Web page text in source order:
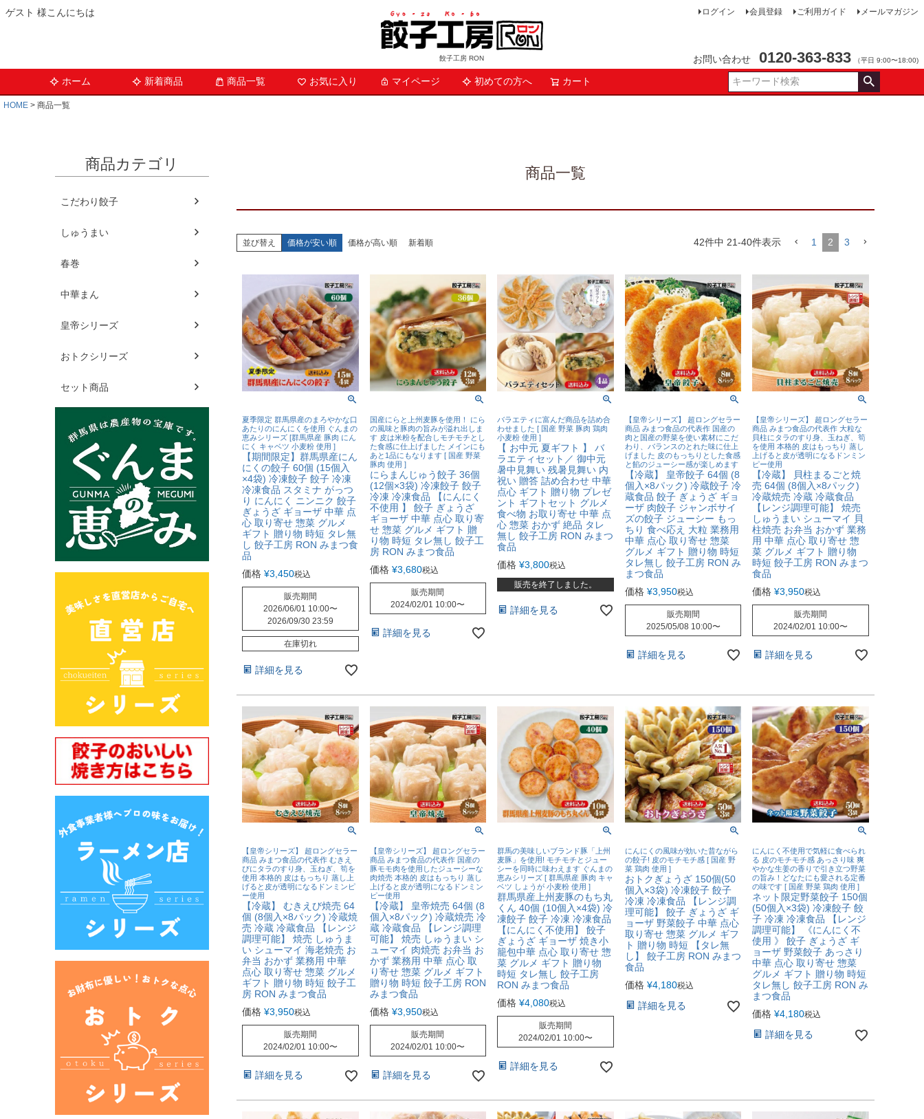
ゲスト 様こんにちは
餃子工房 RON
ログイン 会員登録 ご利用ガイド メールマガジン
お問い合わせ 0120-363-833 （平日 9:00〜18:00)
ホーム 新着商品 商品一覧 お気に入り マイページ 初めての方へ カート
検索
HOME 商品一覧
商品カテゴリ
こだわり餃子
しゅうまい
春巻
中華まん
皇帝シリーズ
おトクシリーズ
セット商品
商品一覧
並び替え 価格が安い順 価格が高い順 新着順 42件中 21-40件表示 1 2 3
夏季限定 群馬県産のまろやかな口
あたりのにんにくを使用 ぐんまの
恵みシリーズ [群馬県産 豚肉 にん
にく キャベツ 小麦粉 使用 ]
【期間限定】群馬県産にん
にくの餃子 60個 (15個入
×4袋) 冷凍餃子 餃子 冷凍
冷凍食品 スタミナ がっつ
り にんにく ニンニク 餃子
ぎょうざ ギョーザ 中華 点
心 取り寄せ 惣菜 グルメ
ギフト 贈り物 時短 タレ無
し 餃子工房 RON みまつ食
品
価格 ¥3,450税込
販売期間
2026/06/01 10:00〜
2026/09/30 23:59
在庫切れ
詳細を見る
国産にらと上州麦豚を使用！ にら
の風味と豚肉の旨みが溢れ出しま
す 皮は米粉を配合しモチモチとし
た食感に仕上げました メインにも
あと1品にもなります [ 国産 野菜
豚肉 使用 ]
にらまんじゅう餃子 36個
(12個×3袋) 冷凍餃子 餃子
冷凍 冷凍食品 【にんにく
不使用 】 餃子 ぎょうざ
ギョーザ 中華 点心 取り寄
せ 惣菜 グルメ ギフト 贈
り物 時短 タレ無し 餃子工
房 RON みまつ食品
価格 ¥3,680税込
販売期間
2024/02/01 10:00〜
詳細を見る
バラエティに富んだ商品を詰め合
わせました [ 国産 野菜 豚肉 鶏肉
小麦粉 使用 ]
【 お中元 夏ギフト 】 バ
ラエティセット／ 御中元
暑中見舞い 残暑見舞い 内
祝い 贈答 詰め合わせ 中華
点心 ギフト 贈り物 プレゼ
ント ギフトセット グルメ
食べ物 お取り寄せ 中華 点
心 惣菜 おかず 絶品 タレ
無し 餃子工房 RON みまつ
食品
価格 ¥3,800税込
販売を終了しました。
詳細を見る
【皇帝シリーズ】 超ロングセラー
商品 みまつ食品の代表作 国産の
肉と国産の野菜を使い素材にこだ
わり、バランスのとれた味に仕上
げました 皮のもっちりとした食感
と餡のジューシー感が楽しめます
【冷蔵】 皇帝餃子 64個 (8
個入×8パック) 冷蔵餃子 冷
蔵食品 餃子 ぎょうざ ギョ
ーザ 肉餃子 ジャンボサイ
ズの餃子 ジューシー もっ
ちり 食べ応え 大粒 業務用
中華 点心 取り寄せ 惣菜
グルメ ギフト 贈り物 時短
タレ無し 餃子工房 RON み
まつ食品
価格 ¥3,950税込
販売期間
2025/05/08 10:00〜
詳細を見る
【皇帝シリーズ】 超ロングセラー
商品 みまつ食品の代表作 大粒な
貝柱にタラのすり身、玉ねぎ、筍
を使用 本格的 皮はもっちり 蒸し
上げると皮が透明になるドンミン
ピー使用
【冷蔵】 貝柱まるごと焼
売 64個 (8個入×8パック)
冷蔵焼売 冷蔵 冷蔵食品
【レンジ調理可能】 焼売
しゅうまい シューマイ 貝
柱焼売 お弁当 おかず 業務
用 中華 点心 取り寄せ 惣
菜 グルメ ギフト 贈り物
時短 餃子工房 RON みまつ
食品
価格 ¥3,950税込
販売期間
2024/02/01 10:00〜
詳細を見る
【皇帝シリーズ】 超ロングセラー
商品 みまつ食品の代表作 むきえ
びにタラのすり身、玉ねぎ、筍を
使用 本格的 皮はもっちり 蒸し上
げると皮が透明になるドンミンピ
ー使用
【冷蔵】 むきえび焼売 64
個 (8個入×8パック) 冷蔵焼
売 冷蔵 冷蔵食品 【レンジ
調理可能】 焼売 しゅうま
い シューマイ 海老焼売 お
弁当 おかず 業務用 中華
点心 取り寄せ 惣菜 グルメ
ギフト 贈り物 時短 餃子工
房 RON みまつ食品
価格 ¥3,950税込
販売期間
2024/02/01 10:00〜
詳細を見る
【皇帝シリーズ】 超ロングセラー
商品 みまつ食品の代表作 国産の
豚モモ肉を使用したジューシーな
肉焼売 本格的 皮はもっちり 蒸し
上げると皮が透明になるドンミン
ピー使用
【冷蔵】 皇帝焼売 64個 (8
個入×8パック) 冷蔵焼売 冷
蔵 冷蔵食品 【レンジ調理
可能】 焼売 しゅうまい シ
ューマイ 肉焼売 お弁当 お
かず 業務用 中華 点心 取
り寄せ 惣菜 グルメ ギフト
贈り物 時短 餃子工房 RON
みまつ食品
価格 ¥3,950税込
販売期間
2024/02/01 10:00〜
詳細を見る
群馬の美味しいブランド豚「上州
麦豚」を使用! モチモチとジュー
シーを同時に味わえます ぐんまの
恵みシリーズ [ 群馬県産 豚肉 キャ
ベツ しょうが 小麦粉 使用 ]
群馬県産上州麦豚のもち丸
くん 40個 (10個入×4袋) 冷
凍餃子 餃子 冷凍 冷凍食品
【にんにく不使用】 餃子
ぎょうざ ギョーザ 焼き小
籠包中華 点心 取り寄せ 惣
菜 グルメ ギフト 贈り物
時短 タレ無し 餃子工房
RON みまつ食品
価格 ¥4,080税込
販売期間
2024/02/01 10:00〜
詳細を見る
にんにくの風味が効いた昔ながら
の餃子! 皮のモチモチ感 [ 国産 野
菜 鶏肉 使用 ]
おトクぎょうざ 150個(50
個入×3袋) 冷凍餃子 餃子
冷凍 冷凍食品 【レンジ調
理可能】 餃子 ぎょうざ ギ
ョーザ 野菜餃子 中華 点心
取り寄せ 惣菜 グルメ ギフ
ト 贈り物 時短 【タレ無
し】 餃子工房 RON みまつ
食品
価格 ¥4,180税込
詳細を見る
にんにく不使用で気軽に食べられ
る 皮のモチモチ感 あっさり味 爽
やかな生姜の香りで引き立つ野菜
の旨み！どなたにも愛される定番
の味です [ 国産 野菜 鶏肉 使用 ]
ネット限定野菜餃子 150個
(50個入×3袋) 冷凍餃子 餃
子 冷凍 冷凍食品 【レンジ
調理可能】 《にんにく不
使用 》 餃子 ぎょうざ ギ
ョーザ 野菜餃子 あっさり
中華 点心 取り寄せ 惣菜
グルメ ギフト 贈り物 時短
タレ無し 餃子工房 RON み
まつ食品
価格 ¥4,180税込
詳細を見る